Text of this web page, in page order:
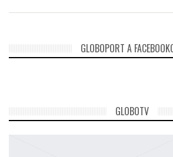
GLOBOTV BP
HÍR3D
GLOBOTV
GLOBOPORT A
GLOBOTV